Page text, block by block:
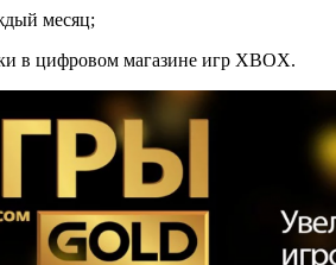
месяц;
в цифровом магазине игр XBOX.